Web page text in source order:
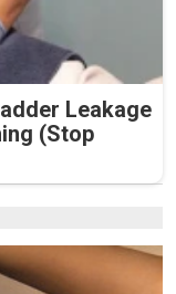
Leakage
(Stop